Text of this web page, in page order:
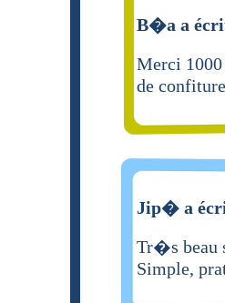
B�a a
Merci
de
Jip� a
Tr�s beau
Simple,